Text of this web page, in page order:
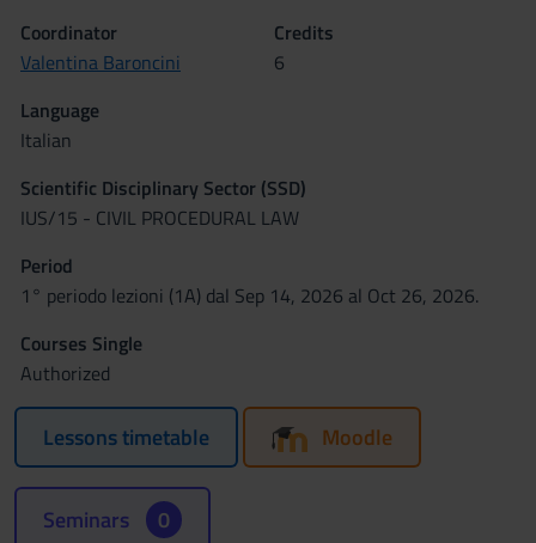
Coordinator
Valentina Baroncini
Credits
6
Language
Italian
Scientific Disciplinary Sector (SSD)
IUS/15 - CIVIL PROCEDURAL LAW
Period
1° periodo lezioni (1A) dal Sep 14, 2026 al Oct 26, 2026.
Courses Single
Authorized
Lessons timetable Moodle
Seminars 0